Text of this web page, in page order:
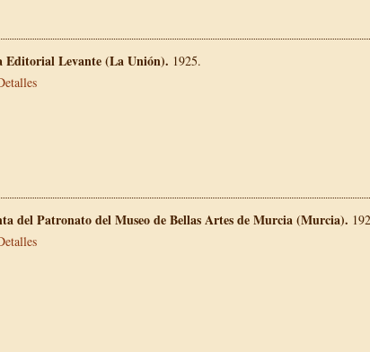
Editorial Levante (La Unión). 1925.
del Patronato del Museo de Bellas Artes de Murcia (Murcia).